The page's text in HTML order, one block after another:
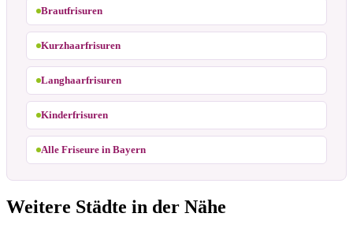
Brautfrisuren
Kurzhaarfrisuren
Langhaarfrisuren
Kinderfrisuren
Alle Friseure in Bayern
Weitere Städte in der Nähe